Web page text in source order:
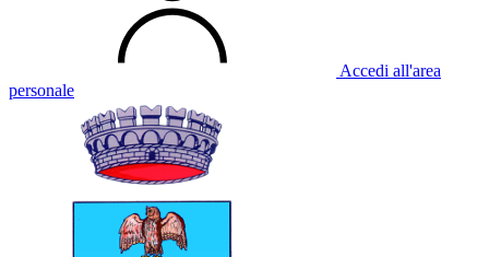
Accedi all'area
personale